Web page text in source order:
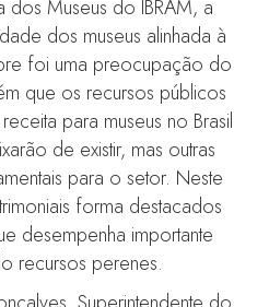
dos Museus do IBRAM, a
dos museus alinhada à
foi uma preocupação do
que os recursos públicos
para museus no Brasil
de existir, mas outras
para o setor. Neste
forma destacados
desempenha importante
recursos perenes.